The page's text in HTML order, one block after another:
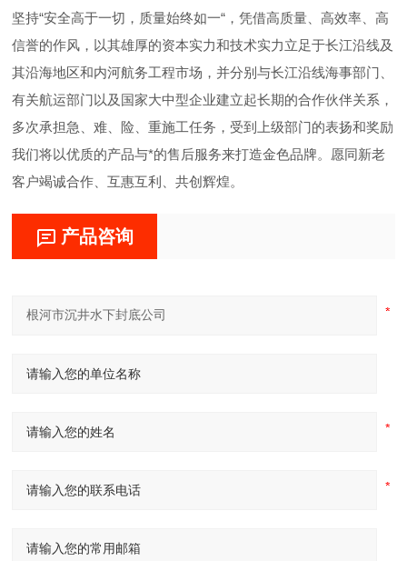
坚持“安全高于一切，质量始终如一“，凭借高质量、高效率、高
信誉的作风，以其雄厚的资本实力和技术实力立足于长江沿线及
其沿海地区和内河航务工程市场，并分别与长江沿线海事部门、
有关航运部门以及国家大中型企业建立起长期的合作伙伴关系，
多次承担急、难、险、重施工任务，受到上级部门的表扬和奖励
我们将以优质的产品与*的售后服务来打造金色品牌。愿同新老
客户竭诚合作、互惠互利、共创辉煌。
产品咨询